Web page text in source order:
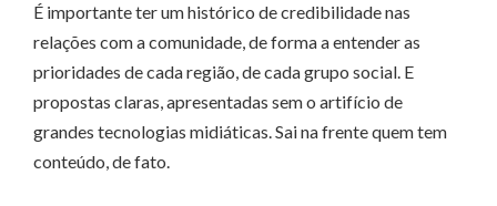
É importante ter um histórico de credibilidade nas
relações com a comunidade, de forma a entender as
prioridades de cada região, de cada grupo social. E
propostas claras, apresentadas sem o artifício de
grandes tecnologias midiáticas. Sai na frente quem tem
conteúdo, de fato.